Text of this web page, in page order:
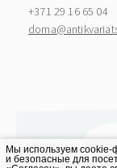
+371 29 16 65 04
Мы используем cookie-
и безопасные для